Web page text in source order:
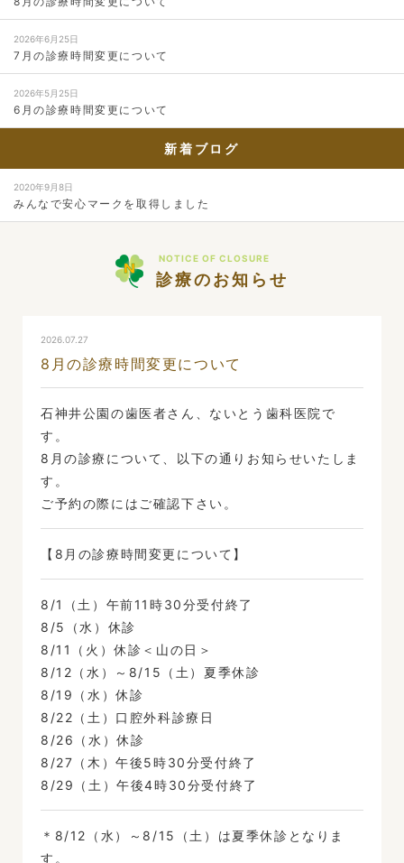
2026年6月25日
7月の診療時間変更について
2026年5月25日
6月の診療時間変更について
新着ブログ
2020年9月8日
みんなで安心マークを取得しました
NOTICE OF CLOSURE
診療のお知らせ
2026.07.27
8月の診療時間変更について
石神井公園の歯医者さん、ないとう歯科医院で
す。
8月の診療について、以下の通りお知らせいたしま
す。
ご予約の際にはご確認下さい。
【8月の診療時間変更について】
8/1（土）午前11時30分受付終了
8/5（水）休診
8/11（火）休診＜山の日＞
8/12（水）～8/15（土）夏季休診
8/19（水）休診
8/22（土）口腔外科診療日
8/26（水）休診
8/27（木）午後5時30分受付終了
8/29（土）午後4時30分受付終了
＊8/12（水）～8/15（土）は夏季休診となりま
す。